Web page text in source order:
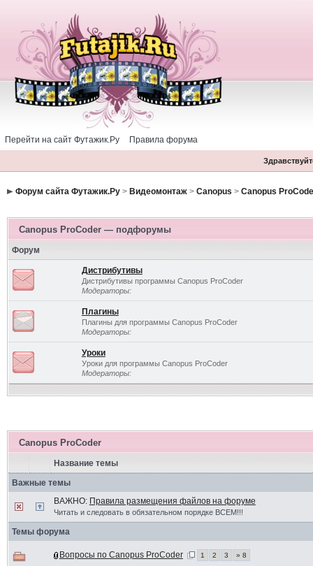
Перейти на сайт Футажик.Ру Правила форума
Форум сайта Футажик.Ру> Видеомонтаж> Canopus > Canopus
Canopus ProCoder — подфорумы
Форум
Дистрибутивы
Дистрибутивы программы Canopus ProCoder
Модераторы:
Плагины
Плагины для программы Canopus ProCoder
Модераторы:
Уроки
Уроки для программы Canopus ProCoder
Модераторы:
Canopus ProCoder
Название темы
Важные темы
ВАЖНО: Правила размещения файлов на форуме
Читать и следовать в обязательном порядке ВСЕМ!!!
Темы форума
Вопросы по Canopus ProCoder 1 2 3 » 8